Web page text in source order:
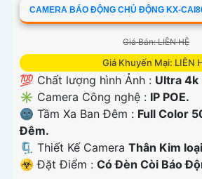
CAMERA BÁO ĐỘNG CHỦ ĐỘNG KX-
Giá Bán: LIÊN HỆ
Giá Khuyến Mại: LIÊN
💯 Chất lượng hình Ảnh : Ultra 4k
✳️ Camera Công nghệ : IP POE.
🌚 Tầm Xa Ban Đêm : Full Color
Ðêm.
🗜️ Thiết Kế Camera Thân Kim
️☣️ Đặt Điểm : Có Ðèn Còi Báo